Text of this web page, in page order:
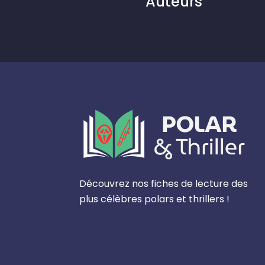
Découvrez nos fiches de lecture des
plus célèbres polars et thrillers !